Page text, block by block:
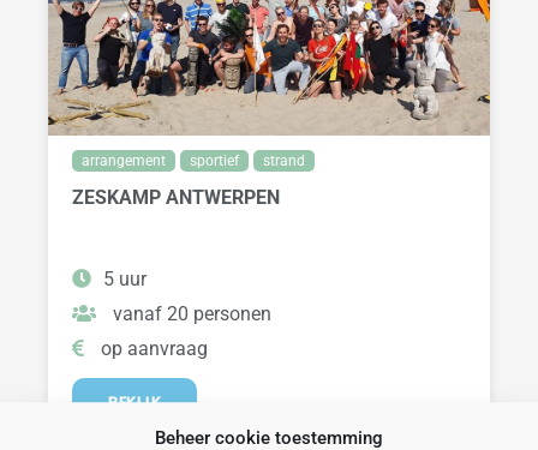
Beheer cookie toestemming
arrangement sportief strand
ZESKAMP ANTWERPEN
5 uur
vanaf 20 personen
op aanvraag
BEKIJK